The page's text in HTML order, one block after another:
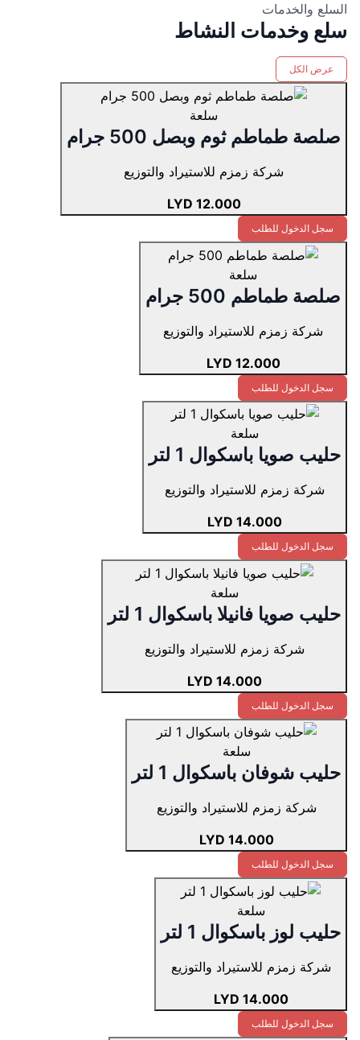
السلع والخدمات
سلع وخدمات النشاط
عرض الكل
سلعة
صلصة طماطم ثوم وبصل 500 جرام
شركة زمزم للاستيراد والتوزيع
12.000 LYD
سجل الدخول للطلب
سلعة
صلصة طماطم 500 جرام
شركة زمزم للاستيراد والتوزيع
12.000 LYD
سجل الدخول للطلب
سلعة
حليب صويا باسكوال 1 لتر
شركة زمزم للاستيراد والتوزيع
14.000 LYD
سجل الدخول للطلب
سلعة
حليب صويا فانيلا باسكوال 1 لتر
شركة زمزم للاستيراد والتوزيع
14.000 LYD
سجل الدخول للطلب
سلعة
حليب شوفان باسكوال 1 لتر
شركة زمزم للاستيراد والتوزيع
14.000 LYD
سجل الدخول للطلب
سلعة
حليب لوز باسكوال 1 لتر
شركة زمزم للاستيراد والتوزيع
14.000 LYD
سجل الدخول للطلب